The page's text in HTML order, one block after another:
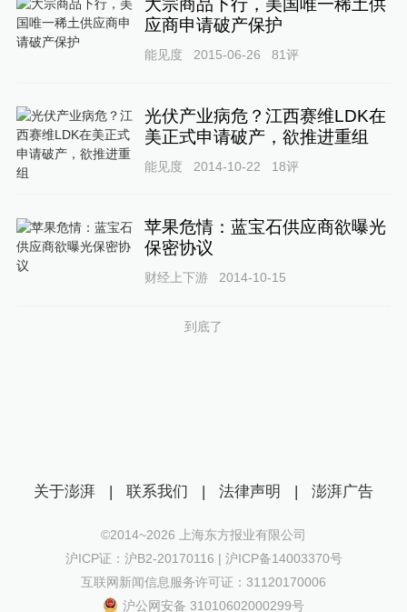
大宗商品下行，美国唯一稀土供
应商申请破产保护
能见度 2015-06-26 81评
光伏产业病危？江西赛维LDK在
美正式申请破产，欲推进重组
能见度 2014-10-22 18评
苹果危情：蓝宝石供应商欲曝光
保密协议
财经上下游 2014-10-15
到底了
关于澎湃 | 联系我们 | 法律声明 | 澎湃广告
©2014~2026 上海东方报业有限公司
沪ICP证：沪B2-20170116 | 沪ICP备14003370号
互联网新闻信息服务许可证：31120170006
沪公网安备 31010602000299号